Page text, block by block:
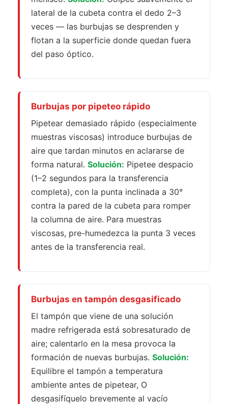
lateral de la cubeta contra el dedo 2–3
veces — las burbujas se desprenden y
flotan a la superficie donde quedan fuera
del paso óptico.
Burbujas por pipeteo rápido
Pipetear demasiado rápido (especialmente
muestras viscosas) introduce burbujas de
aire que tardan minutos en aclararse de
forma natural. Solución: Pipetee despacio
(1–2 segundos para la transferencia
completa), con la punta inclinada a 30°
contra la pared de la cubeta para romper
la columna de aire. Para muestras
viscosas, pre-humedezca la punta 3 veces
antes de la transferencia real.
Burbujas en tampón desgasificado
El tampón que viene de una solución
madre refrigerada está sobresaturado de
aire; calentarlo en la mesa provoca la
formación de nuevas burbujas. Solución:
Equilibre el tampón a temperatura
ambiente antes de pipetear, O
desgasifíquelo brevemente al vacío